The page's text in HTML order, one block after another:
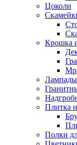
Цоколи
Крошка
Лампады
Плитка
Полки